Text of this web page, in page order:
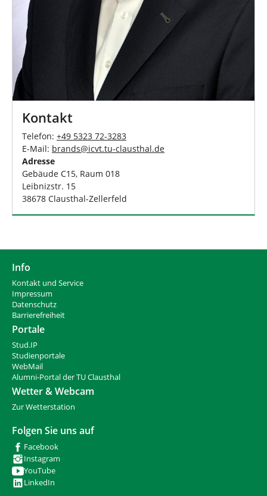
Kontakt
Telefon: +49 5323 72-3283
E-Mail: brands@icvt.tu-clausthal.de
Adresse
Gebäude C15, Raum 018
Leibnizstr. 15
38678 Clausthal-Zellerfeld
Info
Kontakt und Service
Impressum
Datenschutz
Barrierefreiheit
Portale
Stud.IP
Studienportale
WebMail
Alumni-Portal der TU Clausthal
Wetter & Webcam
Zur Wetterstation
Folgen Sie uns auf
Facebook
Instagram
YouTube
LinkedIn